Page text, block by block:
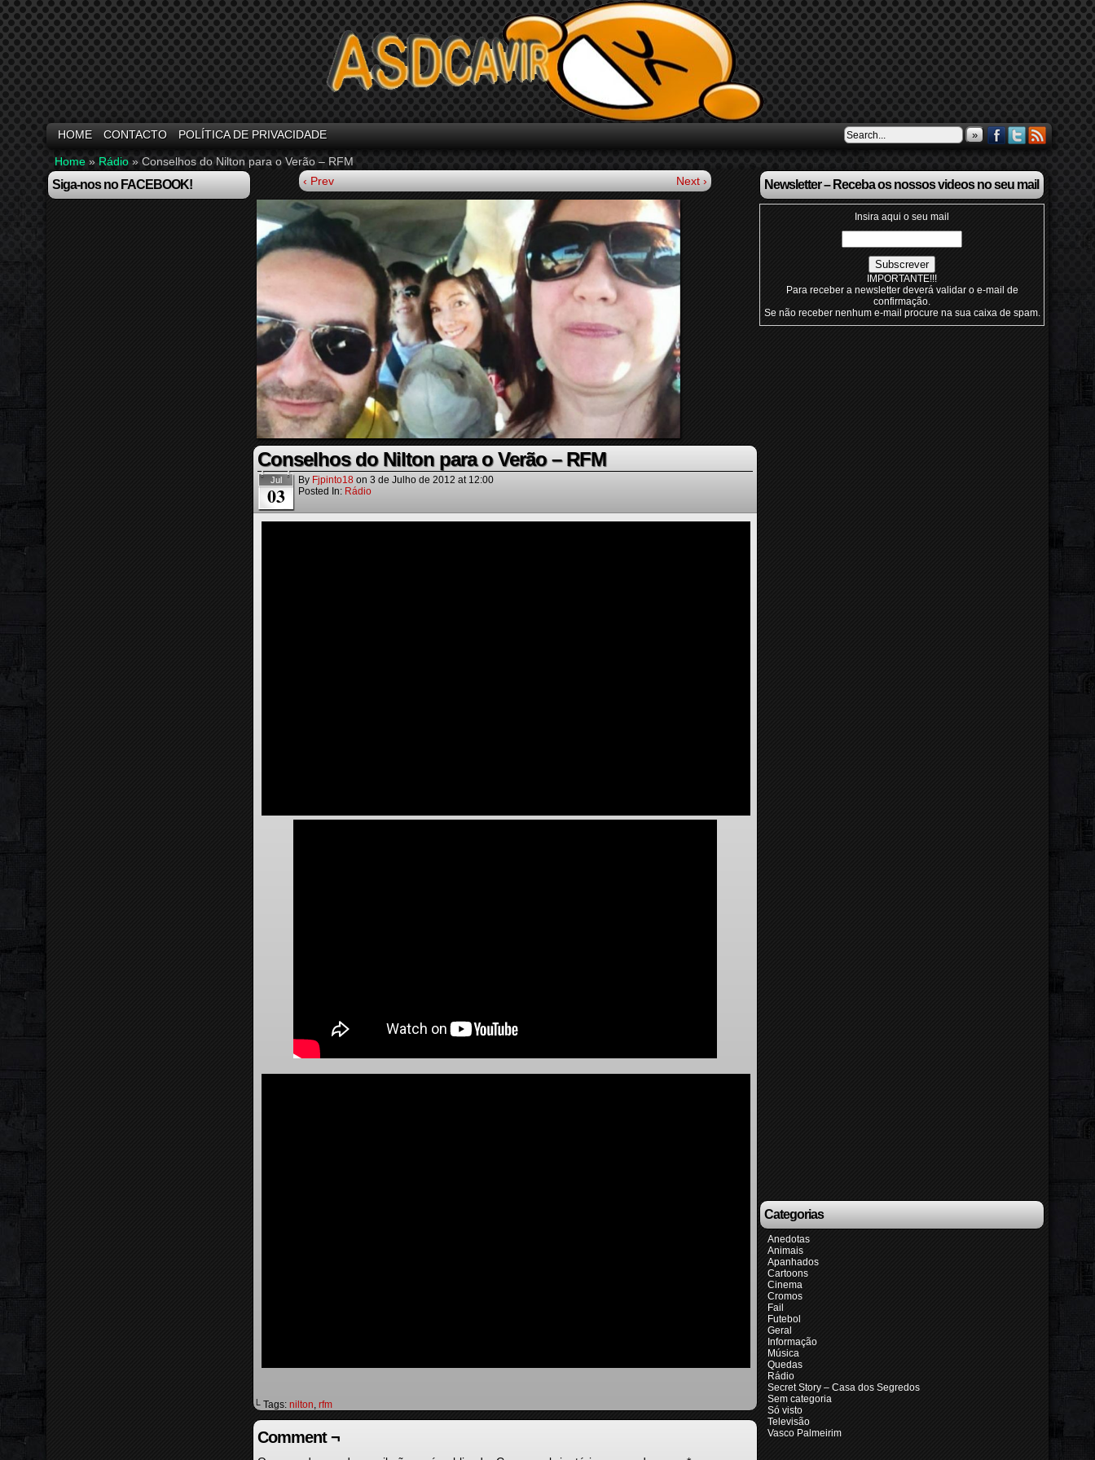
HOME CONTACTO POLÍTICA DE PRIVACIDADE »
Home » Rádio » Conselhos do Nilton para o Verão – RFM
Siga-nos no FACEBOOK! ‹ Prev Next ›
Conselhos do Nilton para o Verão – RFM
Jul
03
By Fjpinto18 on 3 de Julho de 2012 at 12:00
Posted In: Rádio
└ Tags: nilton, rfm
Comment ¬
Newsletter – Receba os nossos videos no seu mail
Insira aqui o seu mail
IMPORTANTE!!!
Para receber a newsletter deverá validar o e-mail de
confirmação.
Se não receber nenhum e-mail procure na sua caixa de spam.
Categorias
Anedotas
Animais
Apanhados
Cartoons
Cinema
Cromos
Fail
Futebol
Geral
Informação
Música
Quedas
Rádio
Secret Story – Casa dos Segredos
Sem categoria
Só visto
Televisão
Vasco Palmeirim